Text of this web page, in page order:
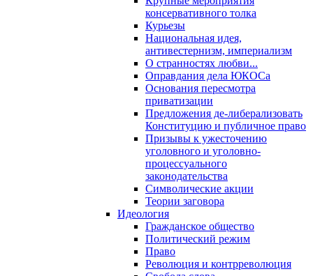
консервативного толка
Курьезы
Национальная идея,
антивестернизм, империализм
О странностях любви...
Оправдания дела ЮКОСа
Основания пересмотра
приватизации
Предложения де-либерализовать
Конституцию и публичное право
Призывы к ужесточению
уголовного и уголовно-
процессуального
законодательства
Символические акции
Теории заговора
Идеология
Гражданское общество
Политический режим
Право
Революция и контрреволюция